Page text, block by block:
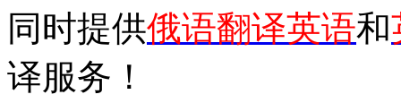
同时提供俄语翻译英语和
译服务！